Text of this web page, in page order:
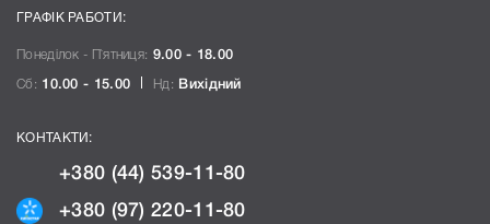
ГРАФІК РАБОТИ:
Понеділок - П`ятниця: 9.00 - 18.00
Сб: 10.00 - 15.00 Нд: Вихідний
КОНТАКТИ:
+380 (44) 539-11-80
+380 (97) 220-11-80